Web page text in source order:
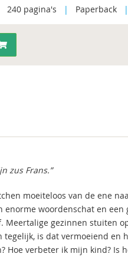
240 pagina's | Paperback |
zus Frans.”
moeiteloos van de ene
enorme woordenschat en een
Meertalige gezinnen stuiten
is dat vermoeiend en
Hoe verbeter ik mijn kind? Is